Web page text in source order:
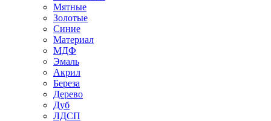
Мятные
Золотые
Синие
Материал
МДФ
Эмаль
Акрил
Береза
Дерево
Дуб
ЛДСП